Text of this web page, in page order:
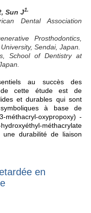
Sun J1.
Dental Association
Prosthodontics,
Sendai, Japan.
School of Dentistry at
au succès des
de cette étude est de
et durables qui sont
à base de
méthacryl-oxypropoxy) -
méthacrylate
durabilité de liaison
en